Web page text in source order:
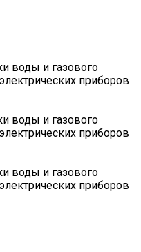
воды и газового
приборов
воды и газового
приборов
воды и газового
приборов